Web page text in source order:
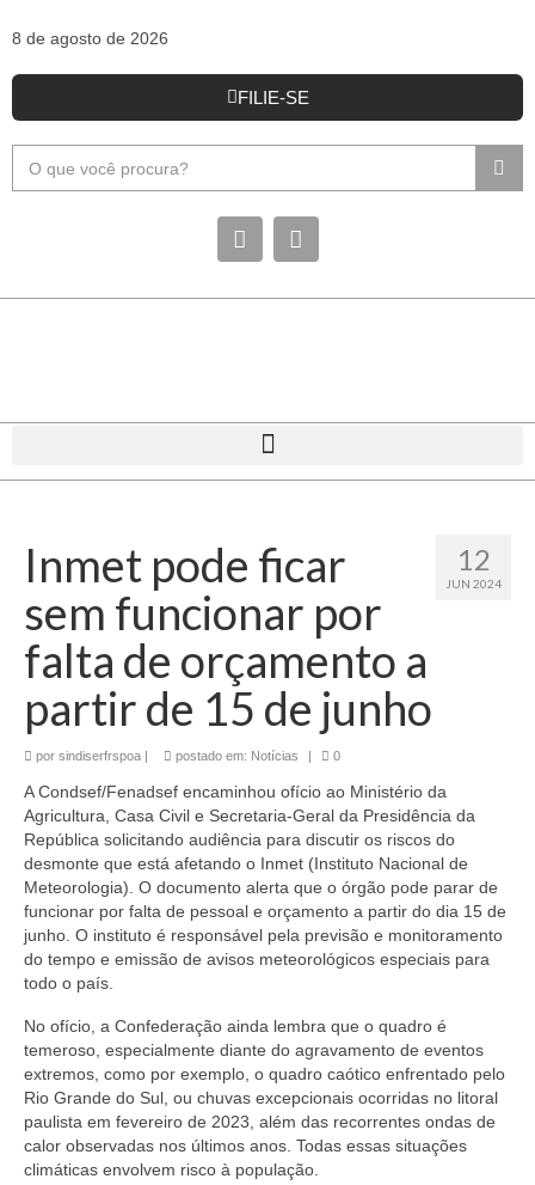
8 de agosto de 2026
FILIE-SE
12
JUN 2024
Inmet pode ficar
sem funcionar por
falta de orçamento a
partir de 15 de junho
por sindiserfrspoa | postado em: Notícias | 0
A Condsef/Fenadsef encaminhou ofício ao Ministério da
Agricultura, Casa Civil e Secretaria-Geral da Presidência da
República solicitando audiência para discutir os riscos do
desmonte que está afetando o Inmet (Instituto Nacional de
Meteorologia). O documento alerta que o órgão pode parar de
funcionar por falta de pessoal e orçamento a partir do dia 15 de
junho. O instituto é responsável pela previsão e monitoramento
do tempo e emissão de avisos meteorológicos especiais para
todo o país.
No ofício, a Confederação ainda lembra que o quadro é
temeroso, especialmente diante do agravamento de eventos
extremos, como por exemplo, o quadro caótico enfrentado pelo
Rio Grande do Sul, ou chuvas excepcionais ocorridas no litoral
paulista em fevereiro de 2023, além das recorrentes ondas de
calor observadas nos últimos anos. Todas essas situações
climáticas envolvem risco à população.